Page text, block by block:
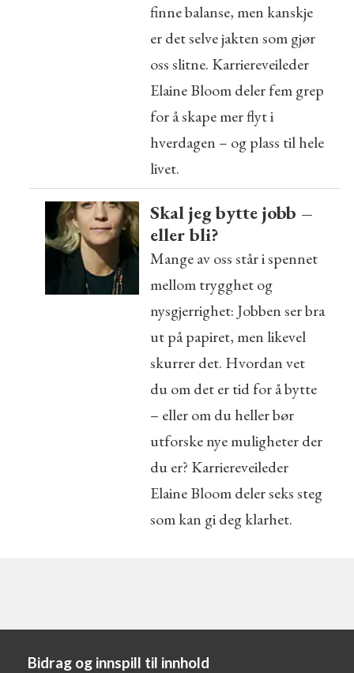
finne balanse, men kanskje
er det selve jakten som gjør
oss slitne. Karriereveileder
Elaine Bloom deler fem grep
for å skape mer flyt i
hverdagen – og plass til hele
livet.
Skal jeg bytte jobb –
eller bli?
Mange av oss står i spennet
mellom trygghet og
nysgjerrighet: Jobben ser bra
ut på papiret, men likevel
skurrer det. Hvordan vet
du om det er tid for å bytte
– eller om du heller bør
utforske nye muligheter der
du er? Karriereveileder
Elaine Bloom deler seks steg
som kan gi deg klarhet.
Bidrag og innspill til innhold